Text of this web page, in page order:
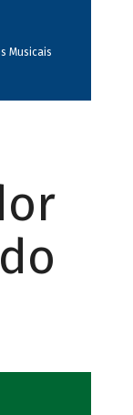
Musicais